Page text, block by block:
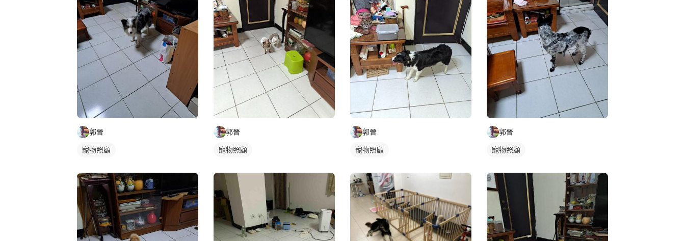
郭晉
寵物照顧
郭晉
寵物照顧
郭晉
寵物照顧
郭晉
寵物照顧